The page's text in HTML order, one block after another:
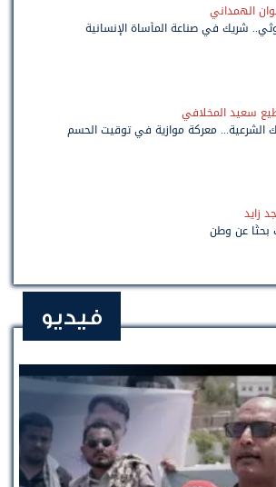
الهمداني
شريك في صناعة المأساة الإنسانية
سعيد المخلافي
الشرعية... معركة موازية في توقيت الحسم
زايد
بحثًا عن وطن
فيديو